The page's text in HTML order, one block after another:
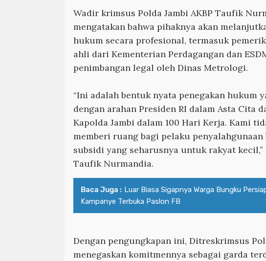
Wadir krimsus Polda Jambi AKBP Taufik
mengatakan bahwa pihaknya akan
hukum secara profesional, termasuk
ahli dari Kementerian Perdagangan dan
penimbangan legal oleh Dinas Metrologi.
“Ini adalah bentuk nyata penegakan hukum
dengan arahan Presiden RI dalam Asta Cita
Kapolda Jambi dalam 100 Hari Kerja. Kami
memberi ruang bagi pelaku penyalahgunaan
subsidi yang seharusnya untuk rakyat kecil,”
Taufik Nurmandia.
Baca Juga : Luar Biasa Sigapnya Warga Bungku
Kampanye Terbuka Paslon FB
Dengan pengungkapan ini, Ditreskrimsus
menegaskan komitmennya sebagai garda